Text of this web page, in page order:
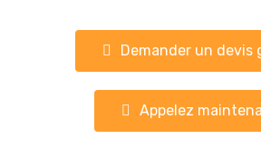
Demander un devis
Appelez